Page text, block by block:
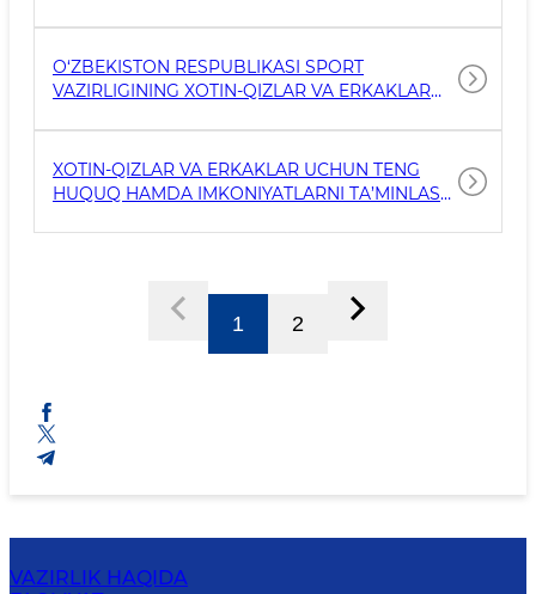
IMKONIYATLARNI TA’MINLASH BO‘YICHA
MASLAHAT-KENGASHI ORGANI FAOLIYATINI
TASHKIL ETISH TO‘G‘RISIDA BUYRUQ
O‘ZBEKISTON RESPUBLIKASI SPORT
VAZIRLIGINING XOTIN-QIZLAR VA ERKAKLAR
IMKONIYATLARNI TA’MINLASH BO‘YICHA
MASLAHAT-KENGASHI ORGANI TARKIBI
XOTIN-QIZLAR VA ERKAKLAR UCHUN TENG
HUQUQ HAMDA IMKONIYATLARNI TA’MINLASH
1 2
VAZIRLIK HAQIDA